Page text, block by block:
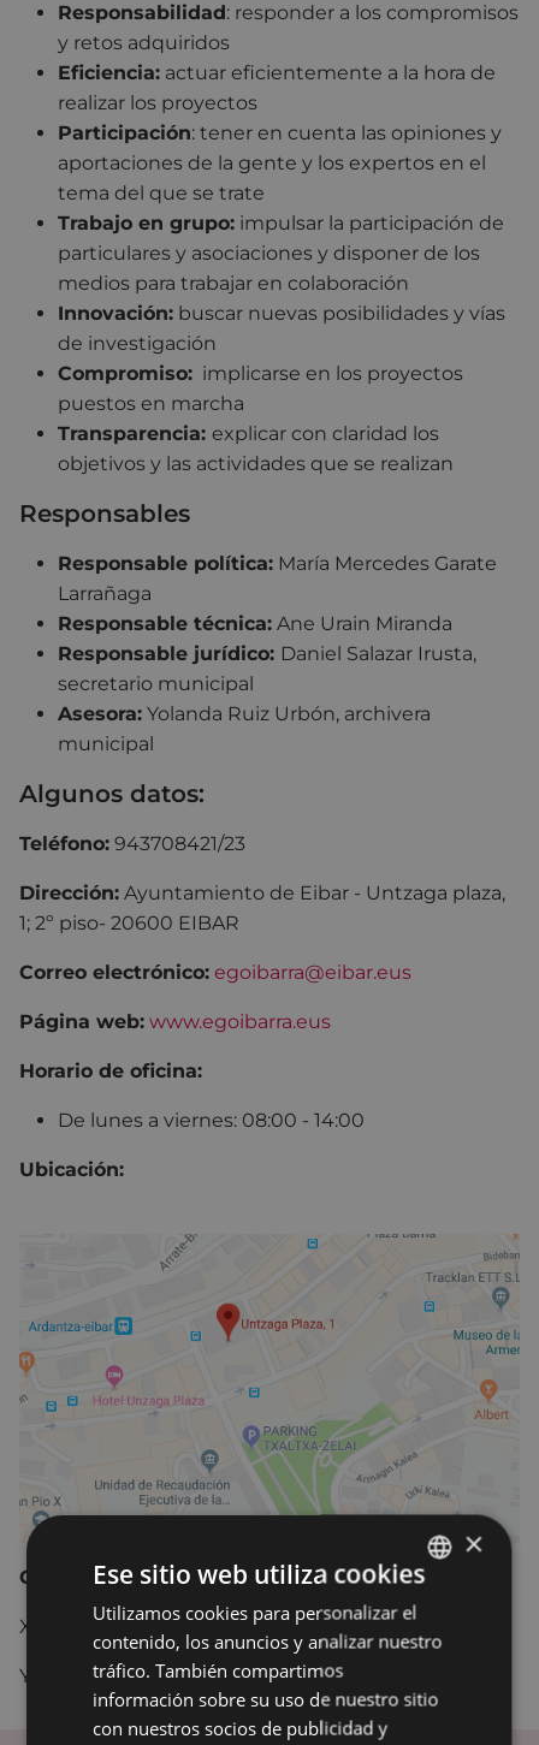
Responsabilidad: responder a los compromisos
y retos adquiridos
Eficiencia: actuar eficientemente a la hora de
realizar los proyectos
Participación: tener en cuenta las opiniones y
aportaciones de la gente y los expertos en el
tema del que se trate
Trabajo en grupo: impulsar la participación de
particulares y asociaciones y disponer de los
medios para trabajar en colaboración
Innovación: buscar nuevas posibilidades y vías
de investigación
Compromiso: implicarse en los proyectos
puestos en marcha
Transparencia: explicar con claridad los
objetivos y las actividades que se realizan
Responsables
Responsable política: María Mercedes Garate
Larrañaga
Responsable técnica: Ane Urain Miranda
Responsable jurídico: Daniel Salazar Irusta,
secretario municipal
Asesora: Yolanda Ruiz Urbón, archivera
municipal
Algunos datos:
Teléfono: 943708421/23
Dirección: Ayuntamiento de Eibar - Untzaga plaza,
1; 2º piso- 20600 EIBAR
Correo electrónico: egoibarra@eibar.eus
Página web: www.egoibarra.eus
Horario de oficina:
De lunes a viernes: 08:00 - 14:00
Ubicación:
Coordenadas GPS:
X= 542903.6300
Y= 4781635.3700
BASQUE
SPANISH
×
Ese sitio web utiliza cookies
Utilizamos cookies para personalizar el
contenido, los anuncios y analizar nuestro
tráfico. También compartimos
información sobre su uso de nuestro sitio
con nuestros socios de publicidad y